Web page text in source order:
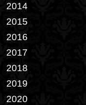
2014
2015
2016
2017
2018
2019
2020